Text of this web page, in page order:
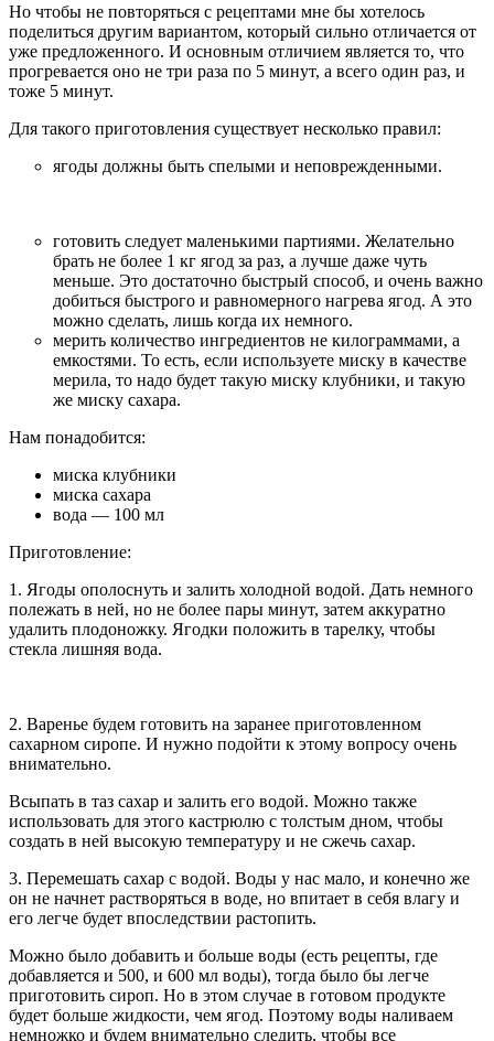
Но чтобы не повторяться с рецептами мне бы хотелось
поделиться другим вариантом, который сильно отличается от
уже предложенного. И основным отличием является то, что
прогревается оно не три раза по 5 минут, а всего один раз, и
тоже 5 минут.
Для такого приготовления существует несколько правил:
ягоды должны быть спелыми и неповрежденными.
готовить следует маленькими партиями. Желательно
брать не более 1 кг ягод за раз, а лучше даже чуть
меньше. Это достаточно быстрый способ, и очень важно
добиться быстрого и равномерного нагрева ягод. А это
можно сделать, лишь когда их немного.
мерить количество ингредиентов не килограммами, а
емкостями. То есть, если используете миску в качестве
мерила, то надо будет такую миску клубники, и такую
же миску сахара.
Нам понадобится:
миска клубники
миска сахара
вода — 100 мл
Приготовление:
1. Ягоды ополоснуть и залить холодной водой. Дать немного
полежать в ней, но не более пары минут, затем аккуратно
удалить плодоножку. Ягодки положить в тарелку, чтобы
стекла лишняя вода.
2. Варенье будем готовить на заранее приготовленном
сахарном сиропе. И нужно подойти к этому вопросу очень
внимательно.
Всыпать в таз сахар и залить его водой. Можно также
использовать для этого кастрюлю с толстым дном, чтобы
создать в ней высокую температуру и не сжечь сахар.
3. Перемешать сахар с водой. Воды у нас мало, и конечно же
он не начнет растворяться в воде, но впитает в себя влагу и
его легче будет впоследствии растопить.
Можно было добавить и больше воды (есть рецепты, где
добавляется и 500, и 600 мл воды), тогда было бы легче
приготовить сироп. Но в этом случае в готовом продукте
будет больше жидкости, чем ягод. Поэтому воды наливаем
немножко и будем внимательно следить, чтобы все